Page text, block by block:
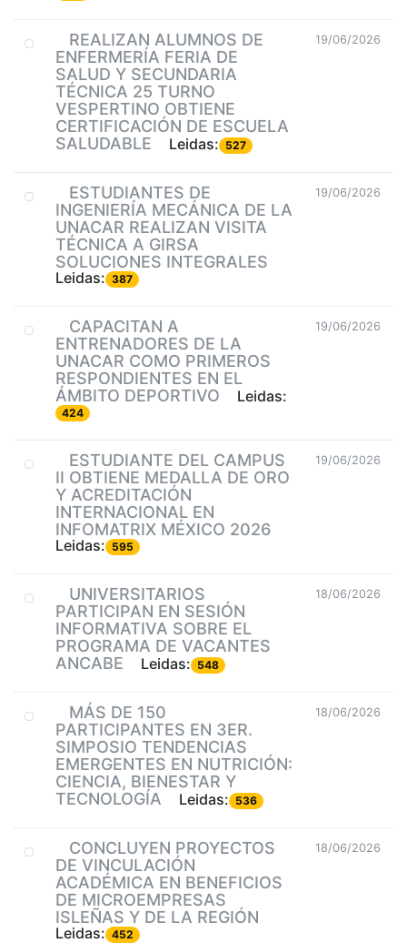
REALIZAN ALUMNOS DE
ENFERMERÍA FERIA DE
SALUD Y SECUNDARIA
TÉCNICA 25 TURNO
VESPERTINO OBTIENE
CERTIFICACIÓN DE ESCUELA
SALUDABLE
Leidas: 527
19/06/2026
ESTUDIANTES DE
INGENIERÍA MECÁNICA DE LA
UNACAR REALIZAN VISITA
TÉCNICA A GIRSA
SOLUCIONES INTEGRALES
Leidas: 387
19/06/2026
CAPACITAN A
ENTRENADORES DE LA
UNACAR COMO PRIMEROS
RESPONDIENTES EN EL
ÁMBITO DEPORTIVO
Leidas:
424
19/06/2026
ESTUDIANTE DEL CAMPUS
II OBTIENE MEDALLA DE ORO
Y ACREDITACIÓN
INTERNACIONAL EN
INFOMATRIX MÉXICO 2026
Leidas: 595
19/06/2026
UNIVERSITARIOS
PARTICIPAN EN SESIÓN
INFORMATIVA SOBRE EL
PROGRAMA DE VACANTES
ANCABE
Leidas: 548
18/06/2026
MÁS DE 150
PARTICIPANTES EN 3ER.
SIMPOSIO TENDENCIAS
EMERGENTES EN NUTRICIÓN:
CIENCIA, BIENESTAR Y
TECNOLOGÍA
Leidas: 536
18/06/2026
CONCLUYEN PROYECTOS
DE VINCULACIÓN
ACADÉMICA EN BENEFICIOS
DE MICROEMPRESAS
ISLEÑAS Y DE LA REGIÓN
Leidas: 452
18/06/2026